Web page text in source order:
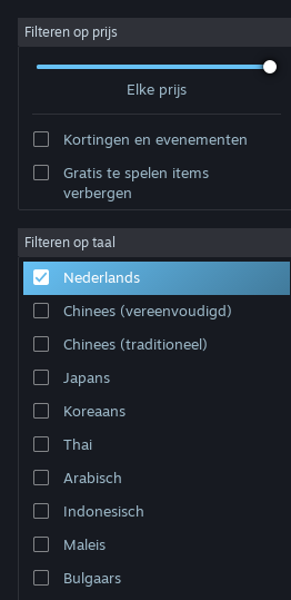
Inloggen
Community
Over
Ondersteuning
Taal wijzigen
Download de mobiele Steam-app
Desktopwebsite weergeven
Filteren op prijs
Elke prijs
Kortingen en evenementen
Gratis te spelen items
verbergen
Filteren op taal
Nederlands
Chinees (vereenvoudigd)
Chinees (traditioneel)
Japans
Koreaans
Thai
Arabisch
Indonesisch
Maleis
Bulgaars
Ontwikkelaar: Luminis Picturae
Sorteren op Relevantie
0 resultaten komen overeen met je